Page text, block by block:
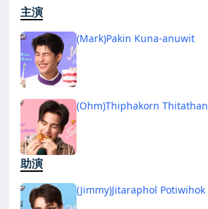
主演
(Mark)Pakin Kuna-anuwit
(Ohm)Thiphakorn Thitathan
助演
(Jimmy)Jitaraphol Potiwihok